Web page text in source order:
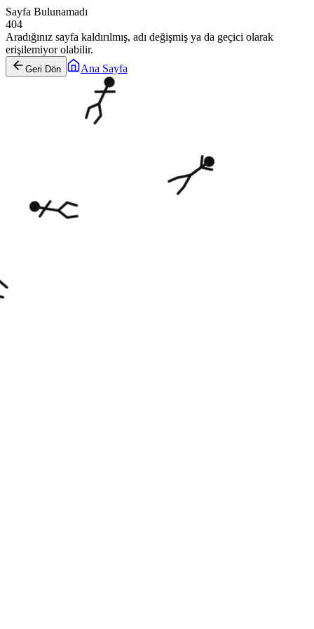
Sayfa Bulunamadı
404
Aradığınız sayfa kaldırılmış, adı değişmiş ya da geçici olarak
erişilemiyor olabilir.
Geri Dön Ana Sayfa